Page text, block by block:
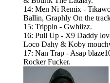
14: Men Ni Remix -
Ballin, Graphly On the
15: Trippin - Gwhiizz.
16: Pull Up - X9 Daddy
Loco Dahy & Koby
17: Nan Trap - Asap
Rocker Fucker.